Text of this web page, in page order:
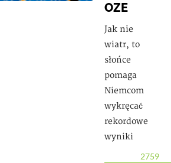
OZE
Jak nie
wiatr, to
słońce
pomaga
Niemcom
wykręcać
rekordowe
wyniki
2759